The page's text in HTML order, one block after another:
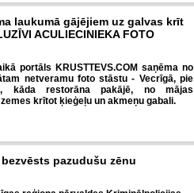
laukumā gājējiem uz galvas krīt
ACULIECINIEKA FOTO
portāls KRUSTTEVS.COM saņēma no
netveramu foto stāstu - Vecrīgā, pie
kāda restorāna pakājē, no mājas
krītot ķieģeļu un akmeņu gabali.
pazudušu zēnu